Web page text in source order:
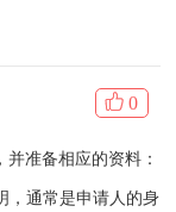
0
准备相应的资料：
，通常是申请人的身